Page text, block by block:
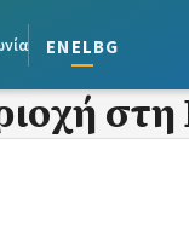
enelbg